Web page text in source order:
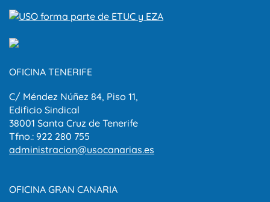
OFICINA TENERIFE
C/ Méndez Núñez 84, Piso 11,
Edificio Sindical
38001 Santa Cruz de Tenerife
Tfno.: 922 280 755
administracion@usocanarias.es
OFICINA GRAN CANARIA